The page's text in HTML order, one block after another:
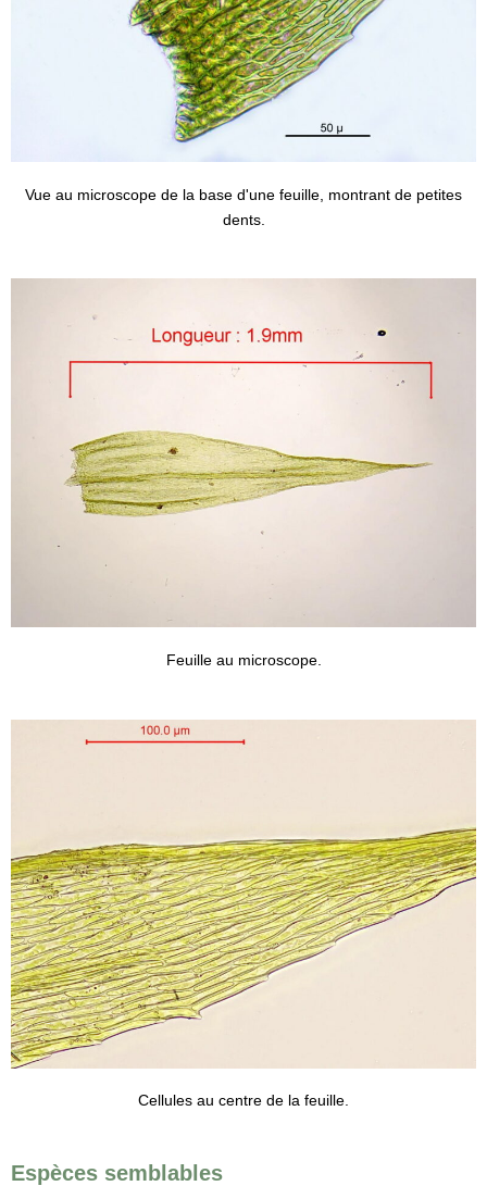
Vue au microscope de la base d'une feuille, montrant de petites
dents.
Feuille au microscope.
Cellules au centre de la feuille.
Espèces semblables